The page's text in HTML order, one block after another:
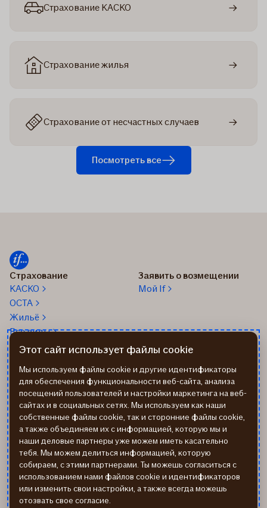
Страхование КАСКО
Страхование жилья
Страхование от несчастных случаев
Посмотреть все
Страхование
КАСКО
OCTA
Жильё
Все виды
Заявить о возмещении
Мой If
О нас
Об If
Работа в If
Новости
Устойчивое развитие If
24/7 Телефон помощи: 67
338 333
Помощь на дороге
+37167514342
Пиши нам: info@if.lv
Наши офисы
Дистрибьюторы
страхования If
Реквизиты
Этот сайт использует файлы cookie
Мы используем файлы cookie и другие идентификаторы
для обеспечения функциональности веб-сайта, анализа
посещений пользователей и настройки маркетинга на веб-
сайтах и в социальных сетях. Мы используем как наши
собственные файлы cookie, так и сторонние файлы cookie,
а также объединяем их с информацией, которую мы и
наши деловые партнеры уже можем иметь касательно
тебя. Мы можем делиться информацией, которую
собираем, с этими партнерами. Ты можешь согласиться с
использованием нами файлов cookie и идентификаторов
или изменить свои настройки, а также всегда можешь
отозвать свое согласие.